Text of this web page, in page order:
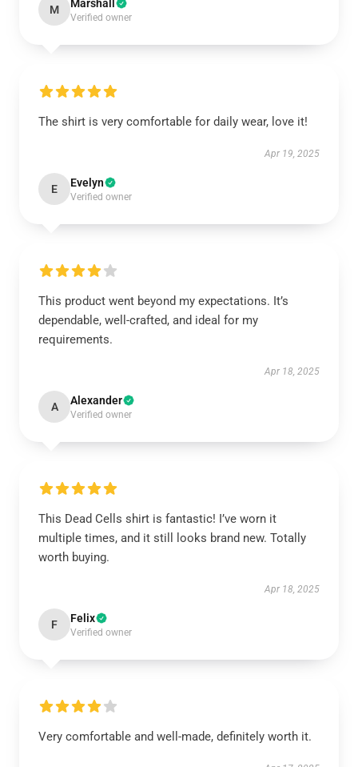
M Marshall
Verified owner
The shirt is very comfortable for daily wear, love it!
Apr 19, 2025
E Evelyn
Verified owner
This product went beyond my expectations. It’s
dependable, well-crafted, and ideal for my
requirements.
Apr 18, 2025
A Alexander
Verified owner
This Dead Cells shirt is fantastic! I’ve worn it
multiple times, and it still looks brand new. Totally
worth buying.
Apr 18, 2025
F Felix
Verified owner
Very comfortable and well-made, definitely worth it.